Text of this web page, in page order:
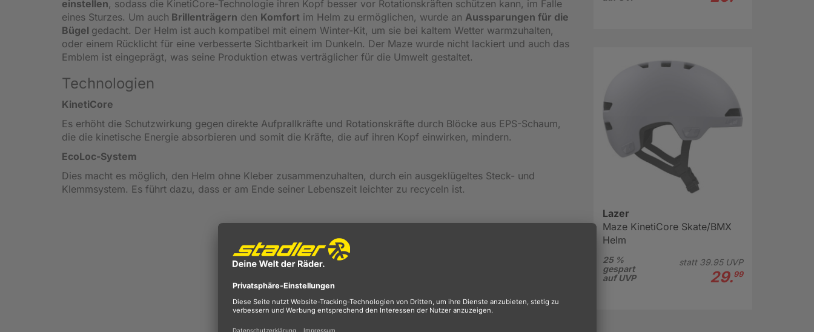
einstellen, sodass die KinetiCore-Technologie ihren Kopf besser vor Rotationskräften schützen kann, im Falle
eines Sturzes. Um auch Brillenträgern den Komfort im Helm zu ermöglichen, wurde an Aussparungen für die
Bügel gedacht. Der Helm ist auch kompatibel mit einem Winter-Kit, um sie bei kaltem Wetter warmzuhalten,
oder einem Rücklicht für eine verbesserte Sichtbarkeit im Dunkeln. Der Maze wurde nicht lackiert und auch das
Emblem ist eingeprägt, was seine Produktion etwas verträglicher für die Umwelt gestaltet.
Technologien
KinetiCore
Es erhöht die Schutzwirkung gegen direkte Aufprallkräfte und Rotationskräfte durch Blöcke aus EPS-Schaum,
die die kinetische Energie absorbieren und somit die Kräfte, die auf ihren Kopf einwirken, mindern.
EcoLoc-System
Dies macht es möglich, den Helm ohne Kleber zusammenzuhalten, durch ein ausgeklügeltes Steck- und
Klemmsystem. Es führt dazu, dass er am Ende seiner Lebenszeit leichter zu recyceln ist.
Lazer
Maze KinetiCore Skate/BMX
Helm
25 %
gespart
auf UVP
statt 39.95UVP
29.99